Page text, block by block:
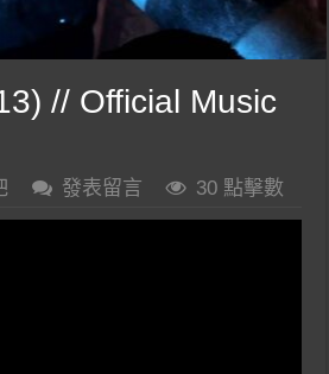
// Official Music
發表留言 30 點擊數